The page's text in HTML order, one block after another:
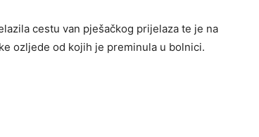
cestu van pješačkog prijelaza te je na
ozljede od kojih je preminula u bolnici.